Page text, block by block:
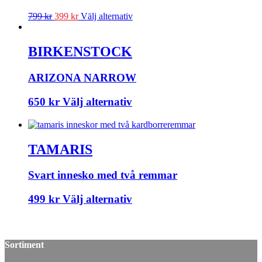
799kr 399 kr Välj alternativ
BIRKENSTOCK
ARIZONA NARROW
650 kr Välj alternativ
TAMARIS
Svart innesko med två remmar
499 kr Välj alternativ
Sortiment